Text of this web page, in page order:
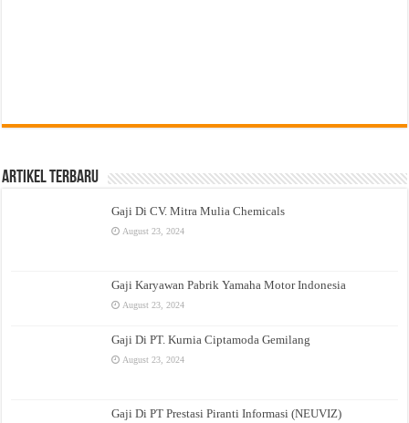
Artikel Terbaru
Gaji Di CV. Mitra Mulia Chemicals
August 23, 2024
Gaji Karyawan Pabrik Yamaha Motor Indonesia
August 23, 2024
Gaji Di PT. Kurnia Ciptamoda Gemilang
August 23, 2024
Gaji Di PT Prestasi Piranti Informasi (NEUVIZ)